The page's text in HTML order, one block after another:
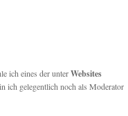
ich eines der unterWebsites
ich gelegentlich noch als Moderator